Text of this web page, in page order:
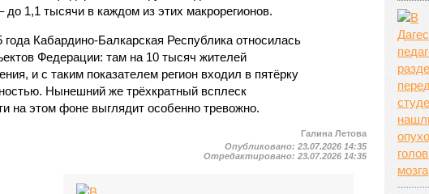
1,1 тысячи в каждом из этих макрорегионов.
Кабардино-Балкарская Республика относилась
Федерации: там на 10 тысяч жителей
и с таким показателем регион входил в пятёрку
Нынешний же трёхкратный всплеск
на этом фоне выглядит особенно тревожно.
Галина Летова
Опубликовано:23.07.2026 14:35
Отредактировано:23.07.2026 14:35